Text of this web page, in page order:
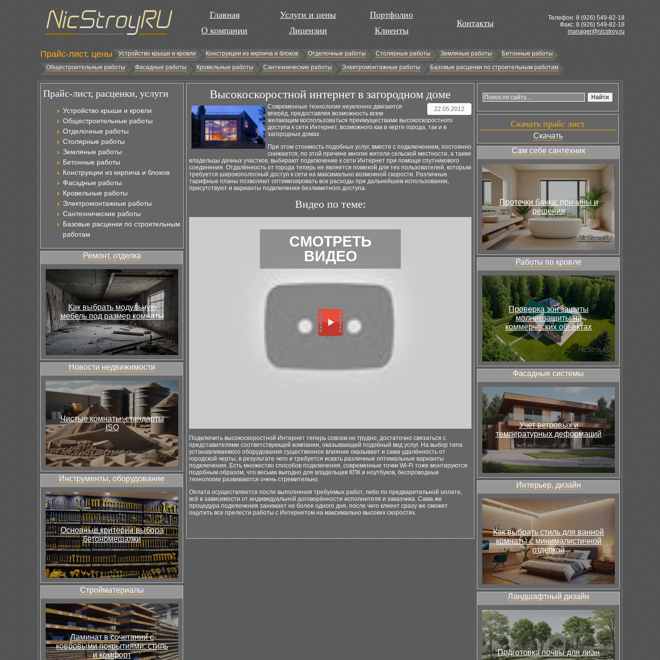
Главная
О компании
Услуги и цены
Лицензии
Портфолио
Клиенты
Контакты
Телефон: 8 (926) 549-82-18
Факс: 8 (926) 549-82-18
manager@nicstroy.ru
Прайс-лист, цены Устройство крыши и кровли Конструкции из кирпича и блоков Отделочные работы Столярные работы Земляные работы
Бетонные работы
Общестроительные работы
Фасадные работы Кровельные работы Сантехнические работы Электромонтажные работы Базовые расценки по строительным работам
Прайс-лист, расценки, услуги
Устройство крыши и кровли
Общестроительные работы
Отделочные работы
Столярные работы
Земляные работы
Бетонные работы
Конструкции из кирпича и блоков
Фасадные работы
Кровельные работы
Электромонтажные работы
Сантехнические работы
Базовые расценки по строительным
работам
Ремонт, отделка
Как выбрать модульную
мебель под размер комнаты
Новости недвижимости
Чистые комнаты: стандарты
ISO
Инструменты, оборудование
Основные критерии выбора
бетономешалки
Стройматериалы
Ламинат в сочетании с
ковровыми покрытиями: стиль
и комфорт
Высокоскоростной интернет в загородном доме
22.05.2012
Современные технологии неуклонно двигаются
вперёд, предоставляя возможность всем
желающим воспользоваться преимуществами высокоскоростного
доступа к сети Интернет, возможного как в черте города, так и в
загородных домах.
При этом стоимость подобных услуг, вместе с подключением, постоянно
снижается, по этой причине многие жители сельской местности, а также
владельцы дачных участков, выбирают подключение к сети Интернет при помощи спутникового
соединения. Отдалённость от города теперь не является помехой для тех пользователей, которым
требуется широкополосный доступ к сети на максимально возможной скорости. Различные
тарифные планы позволяют оптимизировать все расходы при дальнейшем использовании,
присутствуют и варианты подключения безлимитного доступа.
Видео по теме:
СМОТРЕТЬ
ВИДЕО
Подключить высокоскоростной Интернет теперь совсем не трудно, достаточно связаться с
представителями соответствующей компании, оказывающей подобный вид услуг. На выбор типа
устанавливаемого оборудования существенное влияние оказывает и сама удалённость от
городской черты, в результате чего и требуется искать различные оптимальные варианты
подключения. Есть множество способов подключения, современные точки Wi-Fi тоже монтируются
подобным образом, что весьма выгодно для владельцев КПК и ноутбуков, беспроводные
технологии развиваются очень стремительно.
Оплата осуществляется после выполнения требуемых работ, либо по предварительной оплате,
всё в зависимости от индивидуальной договорённости исполнителя и заказчика. Сама же
процедура подключения занимает не более одного дня, после чего клиент сразу же сможет
ощутить все прелести работы с Интернетом на максимально высоких скоростях.
Скачать прайс лист
Скачать
Сам себе сантехник
Протечки бачка: причины и
решения
Работы по кровле
Проверка зон защиты
молниезащиты на
коммерческих объектах
Фасадные системы
Учет ветровых и
температурных деформаций
Интерьер, дизайн
Как выбрать стиль для ванной
комнаты с минималистичной
отделкой
Ландшафтный дизайн
Подготовка почвы для лиан